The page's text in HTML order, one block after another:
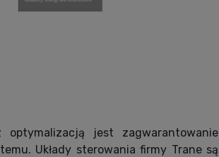
optymalizacją jest zagwarantowanie
Układy sterowania firmy Trane są